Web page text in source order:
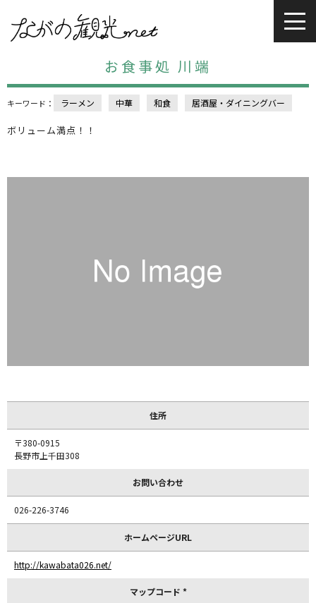
お食事処 川端
キーワード： ラーメン 中華 和食 居酒屋・ダイニングバー
ボリューム満点！！
住所
〒380-0915
長野市上千田308
お問い合わせ
026-226-3746
ホームページURL
http://kawabata026.net/
マップコード *